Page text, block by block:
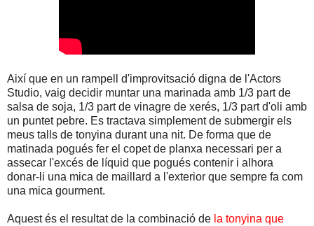
Així que en un rampell d'improvitsació digna de l'Actors
Studio, vaig decidir muntar una marinada amb 1/3 part de
salsa de soja, 1/3 part de vinagre de xerés, 1/3 part d'oli amb
un puntet pebre. Es tractava simplement de submergir els
meus talls de tonyina durant una nit. De forma que de
matinada pogués fer el copet de planxa necessari per a
assecar l'excés de líquid que pogués contenir i alhora
donar-li una mica de maillard a l'exterior que sempre fa com
una mica gourment.
Aquest és el resultat de la combinació de la tonyina que